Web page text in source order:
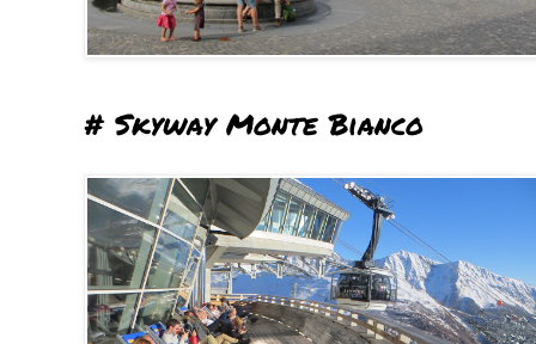
# Skyway Monte Bianco